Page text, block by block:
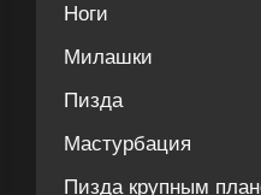
Ноги
Милашки
Пизда
Мастурбация
Пизда крупным